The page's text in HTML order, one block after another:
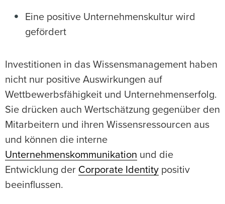
Eine positive Unternehmenskultur wird
gefördert
Investitionen in das Wissensmanagement haben
nicht nur positive Auswirkungen auf
Wettbewerbsfähigkeit und Unternehmenserfolg.
Sie drücken auch Wertschätzung gegenüber den
Mitarbeitern und ihren Wissensressourcen aus
und können die interne
Unternehmenskommunikation und die
Entwicklung der Corporate Identity positiv
beeinflussen.